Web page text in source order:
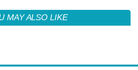
MAY ALSO LIKE